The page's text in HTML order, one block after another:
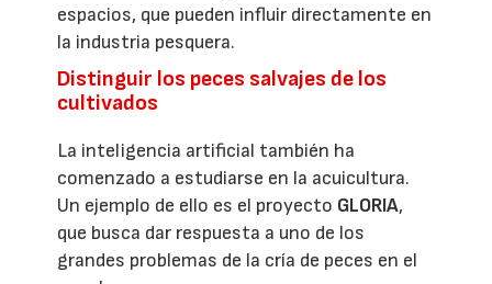
espacios, que pueden influir directamente en
la industria pesquera.
Distinguir los peces salvajes de los
cultivados
La inteligencia artificial también ha
comenzado a estudiarse en la acuicultura.
Un ejemplo de ello es el proyecto GLORIA,
que busca dar respuesta a uno de los
grandes problemas de la cría de peces en el